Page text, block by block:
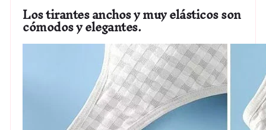
Los tirantes anchos y muy elásticos son
cómodos y elegantes.